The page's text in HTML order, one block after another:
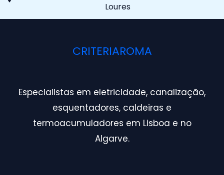
Loures
CRITERIAROMA
Especialistas em eletricidade, canalização,
esquentadores, caldeiras e
termoacumuladores em Lisboa e no
Algarve.